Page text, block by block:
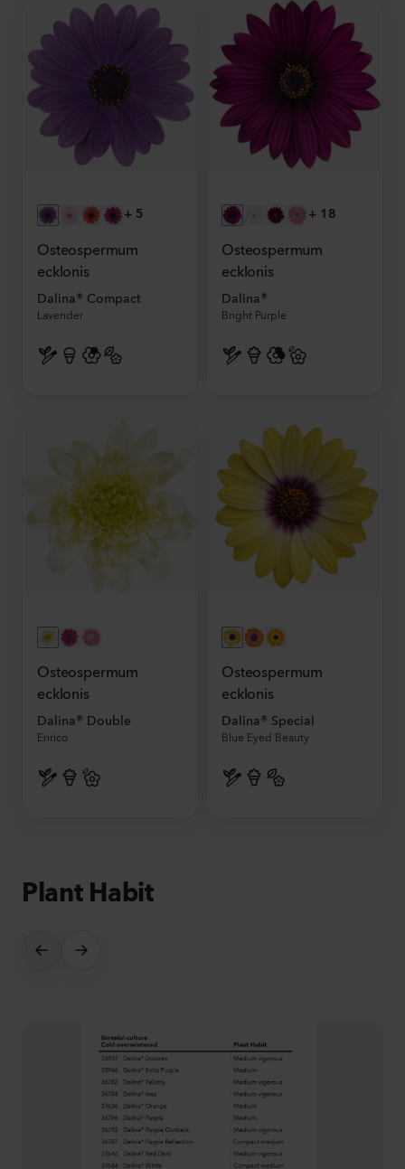
+ 5
Osteospermum
ecklonis
Dalina® Compact
Lavender
+ 18
Osteospermum
ecklonis
Dalina®
Bright Purple
Osteospermum
ecklonis
Dalina® Double
Enrico
Osteospermum
ecklonis
Dalina® Special
Blue Eyed Beauty
Plant Habit